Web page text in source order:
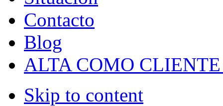
Contacto
Blog
ALTA COMO
Skip to content
Mega
Css
Dropline
Split